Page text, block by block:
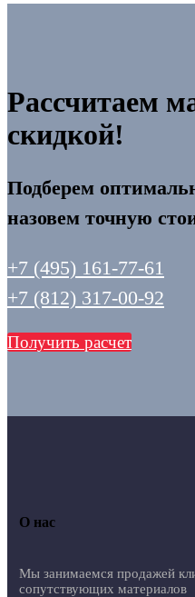
Рассчитаем
скидкой!
Подберем
назовем точную
+7 (495) 161-77-61
+7 (812) 317-00-92
Получить расчет
О нас
Мы занимаемся продажей
сопутствующих материалов